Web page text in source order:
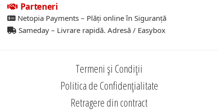
Parteneri
Netopia Payments – Plăți online în Siguranță
Sameday – Livrare rapidă. Adresă / Easybox
Termeni și Condiții
Politica de Confidențialitate
Retragere din contract